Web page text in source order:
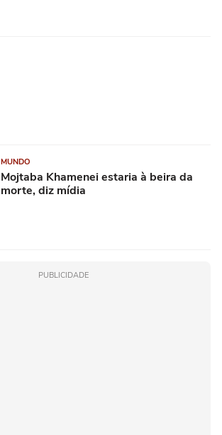
MUNDO
Mojtaba Khamenei estaria à beira da
morte, diz mídia
PUBLICIDADE